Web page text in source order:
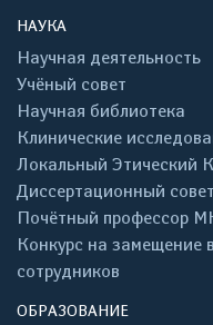
НАУКА
Научная деятельность
Учёный совет
Научная библиотека
Клинические
Локальный Этический
Диссертационный совет
Почётный профессор
Конкурс на замещение
сотрудников
ОБРАЗОВАНИЕ